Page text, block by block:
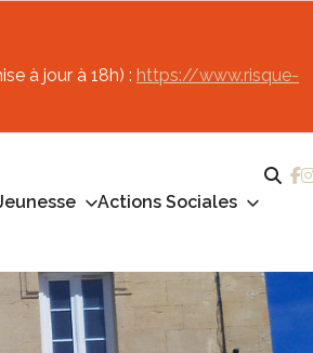
à jour à 18h) : https://www.risque-
Actions Sociales